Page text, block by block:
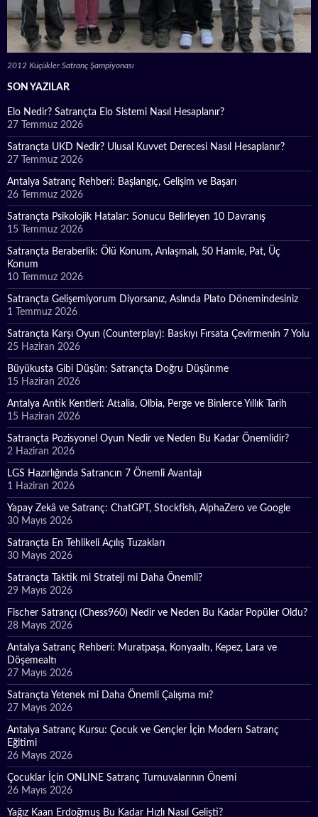
2012 Küçükler Satranç Şampiyonası
SON YAZILAR
Elo Nedir? Satrançta Elo Sistemi Nasıl Hesaplanır?
27 Temmuz 2026
Satrançta UKD Nedir? Ulusal Kuvvet Derecesi Nasıl Hesaplanır?
27 Temmuz 2026
Antalya Satranç Rehberi: Başlangıç, Gelişim ve Başarı
26 Temmuz 2026
Satrançta Psikolojik Hatalar: Sonucu Belirleyen 10 Davranış
15 Temmuz 2026
Satrançta Beraberlik: Ölü Konum, Anlaşmalı, 50 Hamle, Pat, Üç
Konum
10 Temmuz 2026
Satrançta Gelişemiyorum Diyorsanız, Aslında Plato Dönemindesiniz
1 Temmuz 2026
Satrançta Karşı Oyun (Counterplay): Baskıyı Fırsata Çevirmenin 7 Yolu
25 Haziran 2026
Büyükusta Gibi Düşün: Satrançta Doğru Düşünme
15 Haziran 2026
Antalya Antik Kentleri: Attalia, Olbia, Perge ve Binlerce Yıllık Tarih
15 Haziran 2026
Satrançta Pozisyonel Oyun Nedir ve Neden Bu Kadar Önemlidir?
2 Haziran 2026
LGS Hazırlığında Satrancın 7 Önemli Avantajı
1 Haziran 2026
Yapay Zekâ ve Satranç: ChatGPT, Stockfish, AlphaZero ve Google
30 Mayıs 2026
Satrançta En Tehlikeli Açılış Tuzakları
30 Mayıs 2026
Satrançta Taktik mi Strateji mi Daha Önemli?
29 Mayıs 2026
Fischer Satrançı (Chess960) Nedir ve Neden Bu Kadar Popüler Oldu?
28 Mayıs 2026
Antalya Satranç Rehberi: Muratpaşa, Konyaaltı, Kepez, Lara ve
Döşemealtı
27 Mayıs 2026
Satrançta Yetenek mi Daha Önemli Çalışma mı?
27 Mayıs 2026
Antalya Satranç Kursu: Çocuk ve Gençler İçin Modern Satranç
Eğitimi
26 Mayıs 2026
Çocuklar İçin ONLINE Satranç Turnuvalarının Önemi
26 Mayıs 2026
Yağız Kaan Erdoğmuş Bu Kadar Hızlı Nasıl Gelişti?